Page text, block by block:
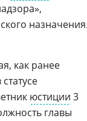
назначения.
как ранее
юстиции 3
главы